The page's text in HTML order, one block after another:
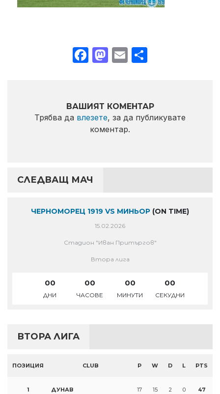
Facebook
Mastodon
Email
ВАШИЯТ КОМЕНТАР
Трябва да влезете, за да публикувате
коментар.
СЛЕДВАЩ МАЧ
ЧЕРНОМОРЕЦ 1919 VS МИНЬОР (ON TIME)
15.02.2026
Стадион "Иван Притъргов"
Втора лига
00
ДНИ
00
ЧАСОВЕ
00
МИНУТИ
00
СЕКУДНИ
ВТОРА ЛИГА
ПОЗИЦИЯ CLUB P W D L PTS
1 ДУНАВ 17 15 2 0 47